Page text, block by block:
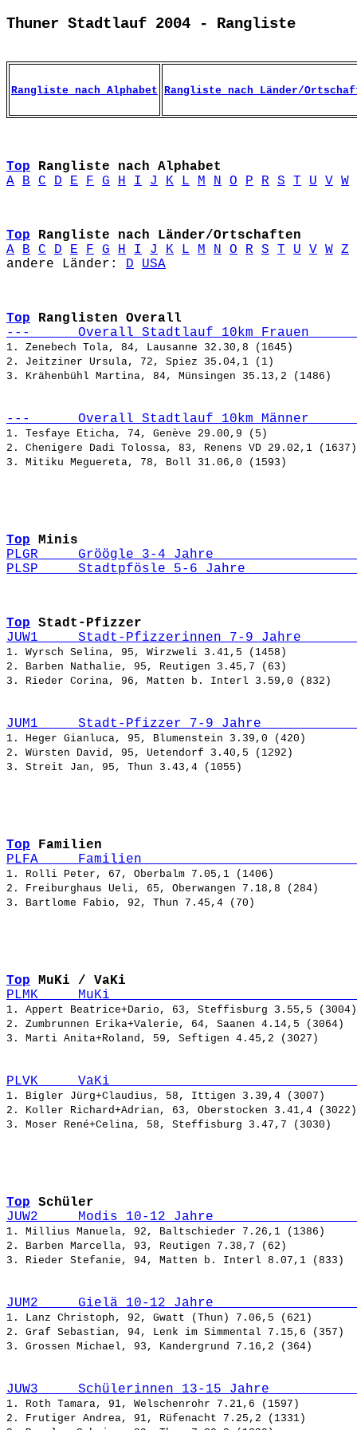
Thuner Stadtlauf 2004 - Rangliste
Rangliste nach Alphabet Rangliste nach Länder/
Top
Rangliste nach Alphabet
A
B C D E F G H I J K L M N O P R S T U V W
Top
Rangliste nach Länder/Ortschaften
A
B C D E F G H I J K L M N O R S T U V W Z
andere Länder: D USA
Top
Ranglisten Overall
---      Overall Stadtlauf 10km Frauen
1. Zenebech Tola, 84, Lausanne 32.30,8 (1645)
2. Jeitziner Ursula, 72, Spiez 35.04,1 (1)
---      Overall Stadtlauf 10km Männer
1. Tesfaye Eticha, 74, Genève 29.00,9 (5)
2. Chenigere Dadi Tolossa, 83, Renens VD 29.02,1 (1637)
Top
Minis
PLGR     Gröögle 3-4 Jahre
PLSP     Stadtpfösle 5-6 Jahre
Top
Stadt-Pfizzer
JUW1     Stadt-Pfizzerinnen 7-9 Jahre
1. Wyrsch Selina, 95, Wirzweli 3.41,5 (1458)
2. Barben Nathalie, 95, Reutigen 3.45,7 (63)
JUM1     Stadt-Pfizzer 7-9 Jahre
1. Heger Gianluca, 95, Blumenstein 3.39,0 (420)
2. Würsten David, 95, Uetendorf 3.40,5 (1292)
Top
Familien
PLFA     Familien
1. Rolli Peter, 67, Oberbalm 7.05,1 (1406)
2. Freiburghaus Ueli, 65, Oberwangen 7.18,8 (284)
Top
MuKi / VaKi
PLMK     MuKi
1. Appert Beatrice+Dario, 63, Steffisburg 3.55,5 (3004)
2. Zumbrunnen Erika+Valerie, 64, Saanen 4.14,5 (3064)
PLVK     VaKi
1. Bigler Jürg+Claudius, 58, Ittigen 3.39,4 (3007)
2. Koller Richard+Adrian, 63, Oberstocken 3.41,4 (3022)
Top
Schüler
JUW2     Modis 10-12 Jahre
1. Millius Manuela, 92, Baltschieder 7.26,1 (1386)
2. Barben Marcella, 93, Reutigen 7.38,7 (62)
JUM2     Gielä 10-12 Jahre
1. Lanz Christoph, 92, Gwatt (Thun) 7.06,5 (621)
2. Graf Sebastian, 94, Lenk im Simmental 7.15,6 (357)
JUW3     Schülerinnen 13-15 Jahre
1. Roth Tamara, 91, Welschenrohr 7.21,6 (1597)
2. Frutiger Andrea, 91, Rüfenacht 7.25,2 (1331)